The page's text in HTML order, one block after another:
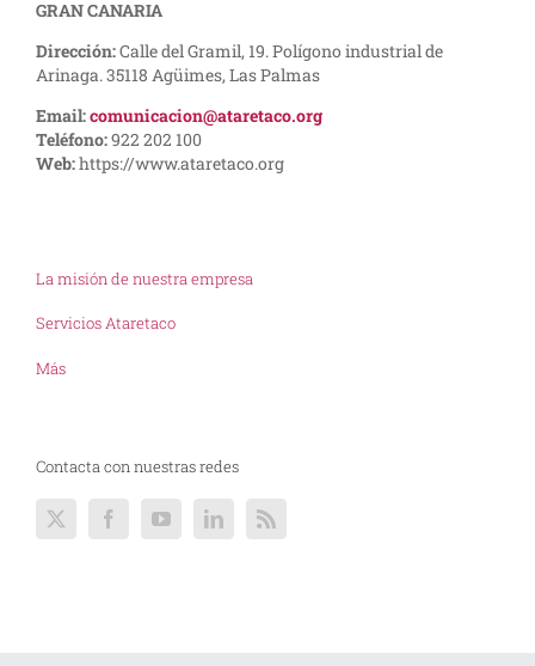
GRAN CANARIA
Dirección:Calle del Gramil, 19. Polígono industrial de
Arinaga. 35118 Agüimes, Las Palmas
Email:comunicacion@ataretaco.org
Teléfono:922 202 100
Web:https://www.ataretaco.org
La misión de nuestra empresa
Servicios Ataretaco
Más
Contacta con nuestras redes